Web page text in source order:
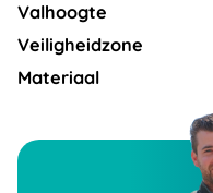
Valhoogte
Veiligheidzone
Materiaal